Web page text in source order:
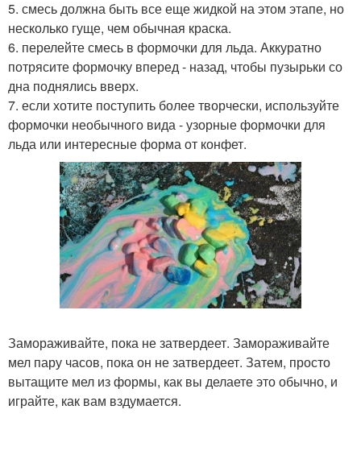
5. смесь должна быть все еще жидкой на этом этапе, но
несколько гуще, чем обычная краска.
6. перелейте смесь в формочки для льда. Аккуратно
потрясите формочку вперед - назад, чтобы пузырьки со
дна поднялись вверх.
7. если хотите поступить более творчески, используйте
формочки необычного вида - узорные формочки для
льда или интересные форма от конфет.
Замораживайте, пока не затвердеет. Замораживайте
мел пару часов, пока он не затвердеет. Затем, просто
вытащите мел из формы, как вы делаете это обычно, и
играйте, как вам вздумается.